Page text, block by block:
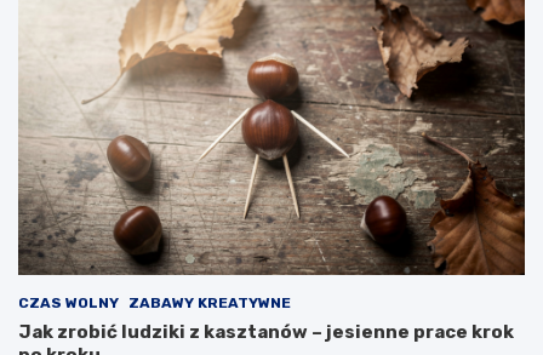
CZAS WOLNY ZABAWY KREATYWNE
Jak zrobić ludziki z kasztanów – jesienne prace krok